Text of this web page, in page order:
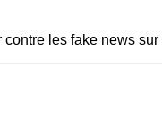
les fake news sur